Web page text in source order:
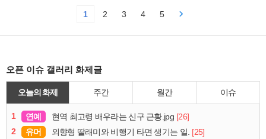
1 2 3 4 5
오픈 이슈 갤러리 화제글
오늘의 화제 주간 월간 이슈
1 연예 현역 최고령 배우라는 신구 근황.jpg [26]
2
유머 외향형 딸래미와 비행기 타면 생기는 일. [25]